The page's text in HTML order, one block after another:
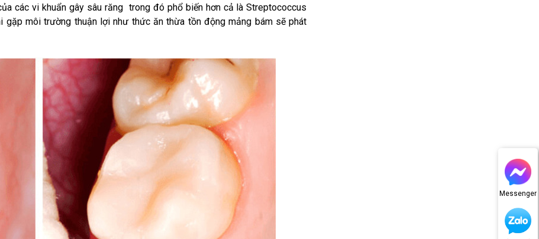
Messenger
các vi khuẩn gây sâu răng trong đó phổ biến hơn cả là Streptococcus
gặp môi trường thuận lợi như thức ăn thừa tồn động mảng bám sẽ phát